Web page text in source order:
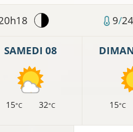
9/24
SAMEDI 08
15°C 32°C 15°C